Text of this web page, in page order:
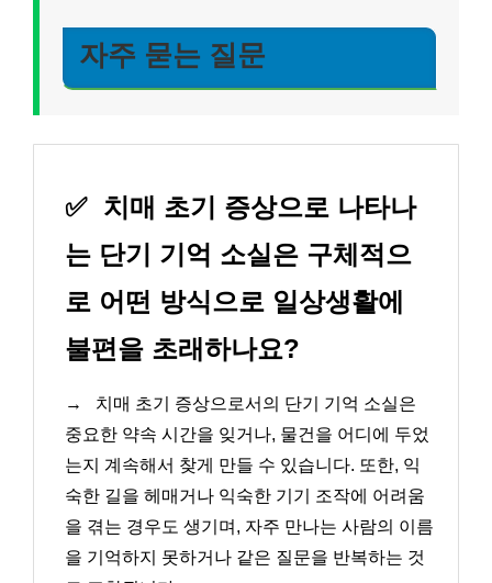
자주 묻는 질문
✅ 치매 초기 증상으로 나타나
는 단기 기억 소실은 구체적으
로 어떤 방식으로 일상생활에
불편을 초래하나요?
→
치매 초기 증상으로서의 단기 기억 소실은
중요한 약속 시간을 잊거나, 물건을 어디에 두었
는지 계속해서 찾게 만들 수 있습니다. 또한, 익
숙한 길을 헤매거나 익숙한 기기 조작에 어려움
을 겪는 경우도 생기며, 자주 만나는 사람의 이름
을 기억하지 못하거나 같은 질문을 반복하는 것